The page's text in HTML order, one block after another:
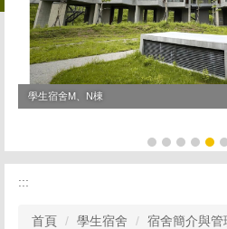
學生宿舍M、N棟
:::
首頁 學生宿舍 宿舍簡介與管